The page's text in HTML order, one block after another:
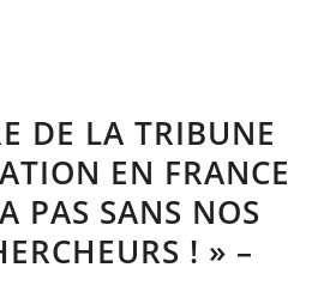
DE LA TRIBUNE
EN FRANCE
PAS SANS NOS
! » –